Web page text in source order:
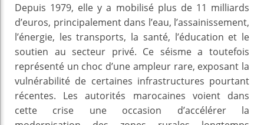
Depuis 1979, elle y a mobilisé plus de 11 milliards
d’euros, principalement dans l’eau, l’assainissement,
l’énergie, les transports, la santé, l’éducation et le
soutien au secteur privé. Ce séisme a toutefois
représenté un choc d’une ampleur rare, exposant la
vulnérabilité de certaines infrastructures pourtant
récentes. Les autorités marocaines voient dans
cette crise une occasion d’accélérer la